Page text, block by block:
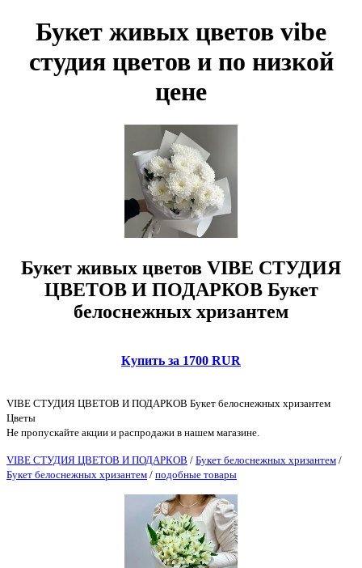
Букет живых цветов vibe
студия цветов и по низкой
цене
Букет живых цветов VIBE СТУДИЯ
ЦВЕТОВ И ПОДАРКОВ Букет
белоснежных хризантем
Купить за 1700 RUR
VIBE СТУДИЯ ЦВЕТОВ И ПОДАРКОВ Букет белоснежных хризантем
Цветы
Не пропускайте акции и распродажи в нашем магазине.
VIBE СТУДИЯ ЦВЕТОВ И ПОДАРКОВ / Букет белоснежных хризантем /
Букет белоснежных хризантем / подобные товары